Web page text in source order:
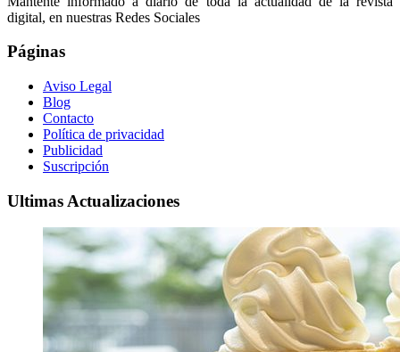
digital, en nuestras Redes Sociales
Páginas
Aviso Legal
Blog
Contacto
Política de privacidad
Publicidad
Suscripción
Ultimas Actualizaciones